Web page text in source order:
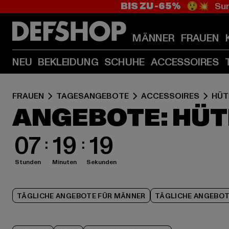
BIS ZU -65% 😲💥
MÄNNER FRAUEN
NEU BEKLEIDUNG SCHUHE ACCESSOIRES
FRAUEN TAGESANGEBOTE ACCESSOIRES
ANGEBOTE:
07
Stunden 19
Minuten 18
Sekunden
TÄGLICHE ANGEBOTE FÜR MÄNNER TÄGLICHE